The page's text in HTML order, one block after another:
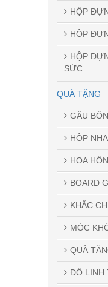
HỘP
HỘP
HỘP
SỨC
QUÀ TẶNG
GẤU
HỘP
HOA
BOARD
KHẮC
MÓC
QUÀ
ĐỒ LINH